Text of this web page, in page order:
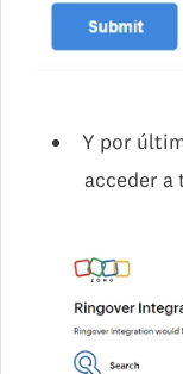
Y por
acceder a